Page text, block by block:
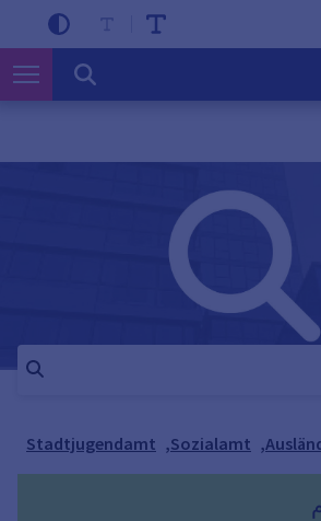
,
Sozialamt
,
Stadtjugendamt